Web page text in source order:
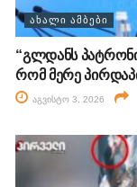
ᲐᲮᲐᲚᲘ ᲐᲛᲑᲔᲑᲘ
“გლდანს
რომ მერე
აგვისტო 3, 2026